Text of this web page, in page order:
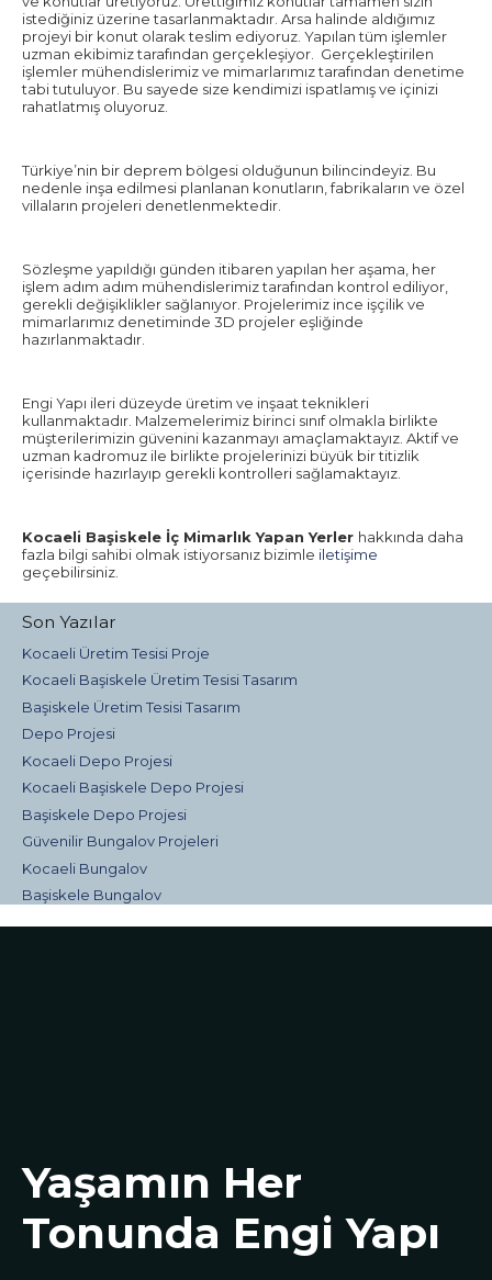
istediğiniz üzerine tasarlanmaktadır. Arsa halinde aldığımız
projeyi bir konut olarak teslim ediyoruz. Yapılan tüm işlemler
uzman ekibimiz tarafından gerçekleşiyor. Gerçekleştirilen
işlemler mühendislerimiz ve mimarlarımız tarafından denetime
tabi tutuluyor. Bu sayede size kendimizi ispatlamış ve içinizi
rahatlatmış oluyoruz.
Türkiye’nin bir deprem bölgesi olduğunun bilincindeyiz. Bu
nedenle inşa edilmesi planlanan konutların, fabrikaların ve özel
villaların projeleri denetlenmektedir.
Sözleşme yapıldığı günden itibaren yapılan her aşama, her
işlem adım adım mühendislerimiz tarafından kontrol ediliyor,
gerekli değişiklikler sağlanıyor. Projelerimiz ince işçilik ve
mimarlarımız denetiminde 3D projeler eşliğinde
hazırlanmaktadır.
Engi Yapı ileri düzeyde üretim ve inşaat teknikleri
kullanmaktadır. Malzemelerimiz birinci sınıf olmakla birlikte
müşterilerimizin güvenini kazanmayı amaçlamaktayız. Aktif ve
uzman kadromuz ile birlikte projelerinizi büyük bir titizlik
içerisinde hazırlayıp gerekli kontrolleri sağlamaktayız.
Kocaeli Başiskele İç Mimarlık Yapan Yerler hakkında daha
fazla bilgi sahibi olmak istiyorsanız bizimle iletişime
geçebilirsiniz.
Son Yazılar
Kocaeli Üretim Tesisi Proje
Kocaeli Başiskele Üretim Tesisi Tasarım
Başiskele Üretim Tesisi Tasarım
Depo Projesi
Kocaeli Depo Projesi
Kocaeli Başiskele Depo Projesi
Başiskele Depo Projesi
Güvenilir Bungalov Projeleri
Kocaeli Bungalov
Başiskele Bungalov
Yaşamın Her
Tonunda Engi Yapı